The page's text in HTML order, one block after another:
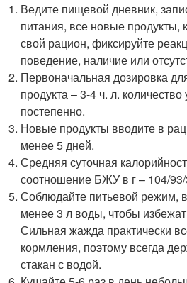
Ведите пищевой дневник,
питания, все новые продукты,
свой рацион, фиксируйте
поведение, наличие или
Первоначальная дозировка
продукта – 3-4 ч. л.
постепенно.
Новые продукты вводите в
менее 5 дней.
Средняя суточная
соотношение БЖУ в г – 104/
Соблюдайте питьевой режим,
менее 3 л воды, чтобы
Сильная жажда практически
кормления, поэтому всегда
стакан с водой.